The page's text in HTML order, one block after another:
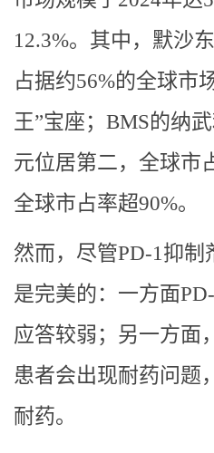
12.3%。其中，默沙
占据约56%的全球市
王”宝座；BMS的纳
元位居第二，全球市
全球市占率超90%。
然而，尽管PD-1抑
是完美的：一方面
应答较弱；另一方面
患者会出现耐药问题
耐药。